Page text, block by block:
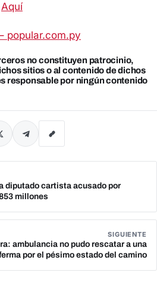
Aquí
popular.com.py
no constituyen patrocinio,
sitios o al contenido de dichos
responsable por ningún contenido
diputado cartista acusado por
millones
SIGUIENTE
ambulancia no pudo rescatar a una
por el pésimo estado del camino